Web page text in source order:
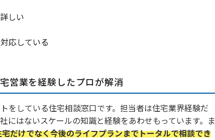
しい
応している
営業を経験したプロが解消
をしている住宅相談窓口です。担当者は住宅業界経験だ
にはないスケールの知識と経験をあわせもっています。ま
だけでなく今後のライフプランまでトータルで相談でき